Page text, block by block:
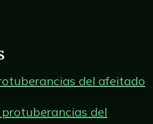
del afeitado
del